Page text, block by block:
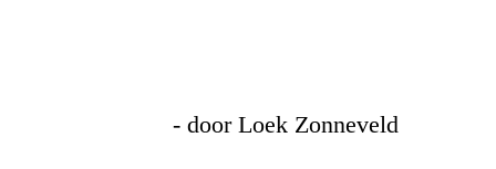
- door Loek Zonneveld